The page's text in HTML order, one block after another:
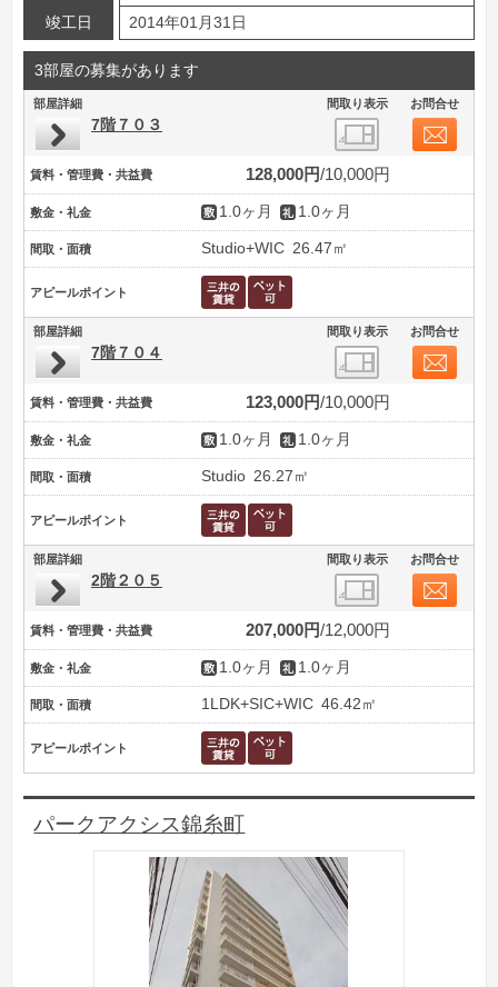
竣工日
2014年01月31日
3部屋の募集があります
部屋詳細 間取り表示 お問合せ
7階７０３
賃料・管理費・共益費 128,000円 10,000円
敷金・礼金 1.0ヶ月 1.0ヶ月
間取・面積 Studio+WIC 26.47㎡
アピールポイント
部屋詳細 間取り表示 お問合せ
7階７０４
賃料・管理費・共益費 123,000円 10,000円
敷金・礼金 1.0ヶ月 1.0ヶ月
間取・面積 Studio 26.27㎡
アピールポイント
部屋詳細 間取り表示 お問合せ
2階２０５
賃料・管理費・共益費 207,000円 12,000円
敷金・礼金 1.0ヶ月 1.0ヶ月
間取・面積 1LDK+SIC+WIC 46.42㎡
アピールポイント
パークアクシス錦糸町